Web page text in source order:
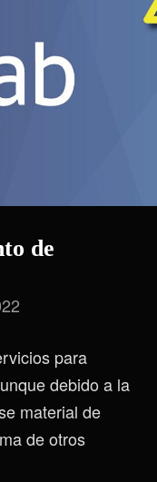
de
para
debido a la
material de
de otros